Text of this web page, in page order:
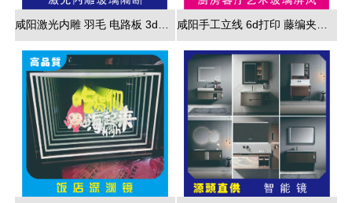
咸阳激光内雕 羽毛 电路板 3d效果展现 咸阳手工立线 6d打印 藤编夹胶 新款 厂家直销